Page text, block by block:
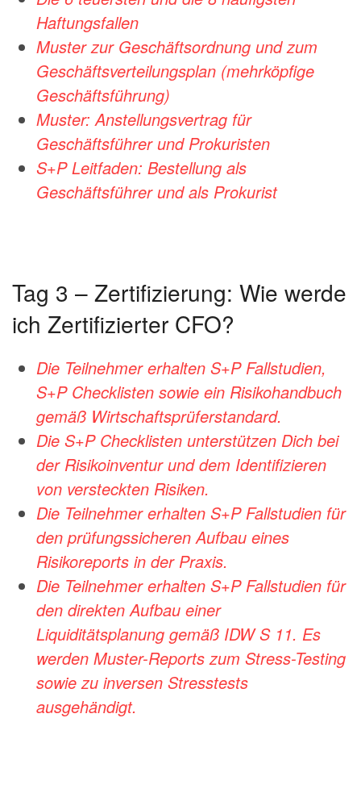
Haftungsfallen
Muster zur Geschäftsordnung und zum
Geschäftsverteilungsplan (mehrköpfige
Geschäftsführung)
Muster: Anstellungsvertrag für
Geschäftsführer und Prokuristen
S+P Leitfaden: Bestellung als
Geschäftsführer und als Prokurist
Tag 3 – Zertifizierung: Wie werde
ich Zertifizierter CFO?
Die Teilnehmer erhalten S+P Fallstudien,
S+P Checklisten sowie ein Risikohandbuch
gemäß Wirtschaftsprüferstandard.
Die S+P Checklisten unterstützen Dich bei
der Risikoinventur und dem Identifizieren
von versteckten Risiken.
Die Teilnehmer erhalten S+P Fallstudien für
den prüfungssicheren Aufbau eines
Risikoreports in der Praxis.
Die Teilnehmer erhalten S+P Fallstudien für
den direkten Aufbau einer
Liquiditätsplanung gemäß IDW S 11. Es
werden Muster-Reports zum Stress-Testing
sowie zu inversen Stresstests
ausgehändigt.